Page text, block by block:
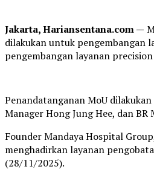
Jakarta, Hariansentana.com —
dilakukan untuk pengembangan
pengembangan layanan
Penandatanganan MoU
Manager Hong Jung Hee, dan BR
Founder Mandaya Hospital
menghadirkan layanan
(28/11/2025).